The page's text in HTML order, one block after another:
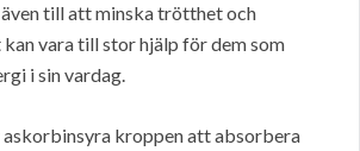
till att minska trötthet och
vara till stor hjälp för dem som
i sin vardag.
askorbinsyra kroppen att absorbera